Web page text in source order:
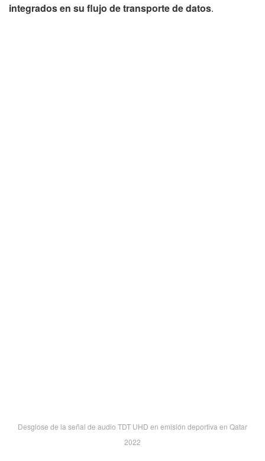
integrados en su flujo de transporte de datos.
Desglose de la señal de audio TDT UHD en emisión deportiva en Qatar
2022